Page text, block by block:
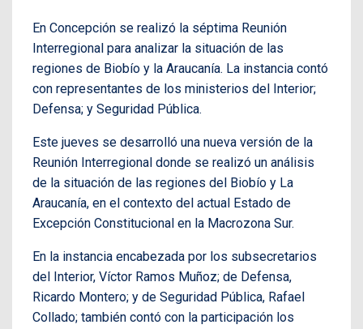
En Concepción se realizó la séptima Reunión
Interregional para analizar la situación de las
regiones de Biobío y la Araucanía. La instancia contó
con representantes de los ministerios del Interior;
Defensa; y Seguridad Pública.
Este jueves se desarrolló una nueva versión de la
Reunión Interregional donde se realizó un análisis
de la situación de las regiones del Biobío y La
Araucanía, en el contexto del actual Estado de
Excepción Constitucional en la Macrozona Sur.
En la instancia encabezada por los subsecretarios
del Interior, Víctor Ramos Muñoz; de Defensa,
Ricardo Montero; y de Seguridad Pública, Rafael
Collado; también contó con la participación los